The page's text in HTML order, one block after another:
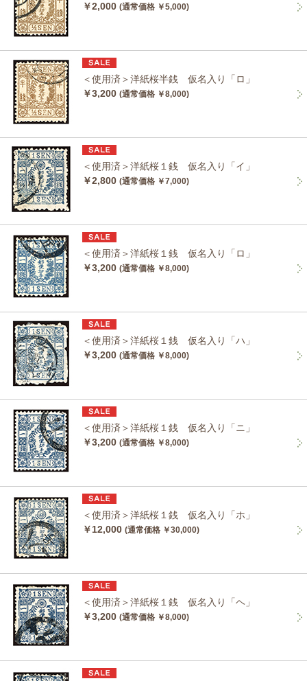
￥2,000 (通常価格 ￥5,000)
＜使用済＞洋紙桜半銭 仮名入り「ロ」
￥3,200 (通常価格 ￥8,000)
＜使用済＞洋紙桜１銭 仮名入り「イ」
￥2,800 (通常価格 ￥7,000)
＜使用済＞洋紙桜１銭 仮名入り「ロ」
￥3,200 (通常価格 ￥8,000)
＜使用済＞洋紙桜１銭 仮名入り「ハ」
￥3,200 (通常価格 ￥8,000)
＜使用済＞洋紙桜１銭 仮名入り「ニ」
￥3,200 (通常価格 ￥8,000)
＜使用済＞洋紙桜１銭 仮名入り「ホ」
￥12,000 (通常価格 ￥30,000)
＜使用済＞洋紙桜１銭 仮名入り「ヘ」
￥3,200 (通常価格 ￥8,000)